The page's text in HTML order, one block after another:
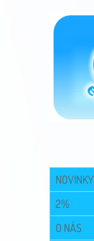
NOVINKY
2%
O NÁS